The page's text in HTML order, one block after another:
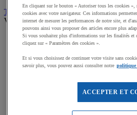
Textile Multisport
Voir tous les produits
Shorts de sport
Sous-vêtements sport
Premieres couches, sous-maillots
Débardeurs de sport
Maillots de bain, combinaisons de
Tee-shirts de sport
En cliquant sur le bouton « Autoriser tous les cookies »,
cookies avec votre navigateur. Ces informations
internet de mesurer les performances de notre site, et
pouvons ainsi vous proposer des articles encore plus
Si vous souhaitez plus d'informations sur les finalités et
cliquez sur « Paramètres des cookies ».
Et si vous choisissez de continuer votre visite sans
savoir plus, vous pouvez aussi consulter notre politique
ACCEPTER ET